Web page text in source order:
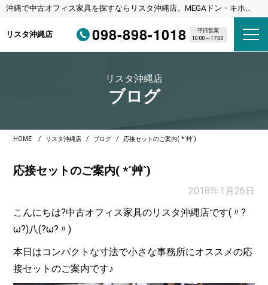
沖縄で中古オフィス家具を探すならリスタ沖縄店。MEGAドン・キホー
リスタ沖縄店
098-898-1018
平日営業
10:00～17:00
リスタ沖縄店
ブログ
HOME リスタ沖縄店 ブログ 応接セットのご案内( *´艸`)
応接セットのご案内( *´艸`)
2018年1月26日
こんにちは?中古オフィス家具のリスタ沖縄店です(〃?
ω?)八(?ω?〃)
本日はコンパクトな寸法で小さな事務所にオススメの応
接セットのご案内です♪